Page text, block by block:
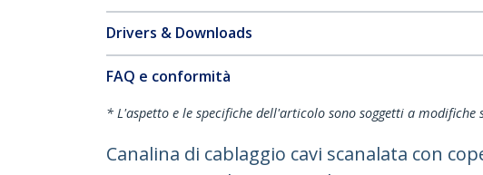
Drivers & Downloads
FAQ e conformità
* L'aspetto e le specifiche dell'articolo sono soggetti a modifiche
Canalina di cablaggio cavi scanalata con